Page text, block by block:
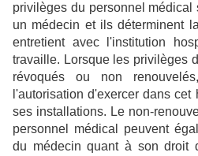
privilèges du personnel médical
un médecin et ils déterminent
entretient avec l'institution
travaille. Lorsque les privilèges
révoqués ou non
l'autorisation d'exercer dans
ses installations. Le non-
personnel médical peuvent
du médecin quant à son droit